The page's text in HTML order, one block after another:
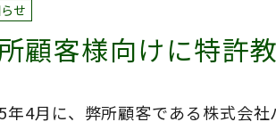
せ
顧客様向けに特許
年4月に、弊所顧客である株式会